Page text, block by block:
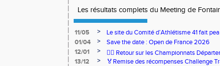
Les résultats complets du Meeting de
11/05 >
Le site du Comité d’Athlétisme 41 fait
01/04
>
Save the date : Open de France 2026
12/01
>
🏃‍♂️ Retour sur les Championnats
13/12
>
🏅Remise des récompenses Challenge